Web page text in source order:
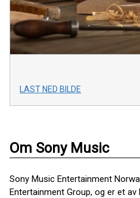
LAST NED BILDE
Om Sony Music
Sony Music Entertainment
Entertainment Group, og er et av